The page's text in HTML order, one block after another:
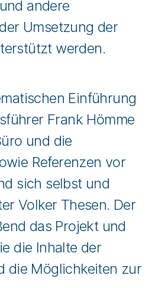
andere
Umsetzung der
werden.
Einführung
Frank Hömme
und die
Referenzen vor
sich selbst und
Volker Thesen. Der
das Projekt und
die Inhalte der
die Möglichkeiten zur